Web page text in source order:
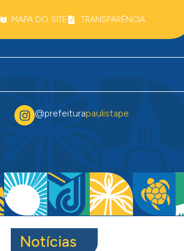
MAPA DO SITE TRANSPARÊNCIA
@prefeiturapaulistape
Notícias